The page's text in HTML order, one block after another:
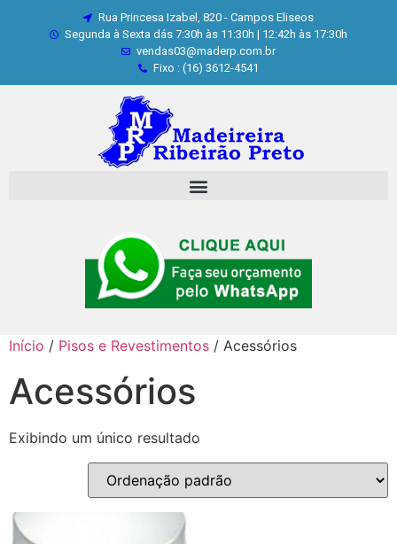
Rua Princesa Izabel, 820 - Campos Eliseos
Segunda à Sexta dás 7:30h às 11:30h | 12:42h às 17:30h
vendas03@maderp.com.br
Fixo : (16) 3612-4541
Início / Pisos e Revestimentos / Acessórios
Acessórios
Exibindo um único resultado